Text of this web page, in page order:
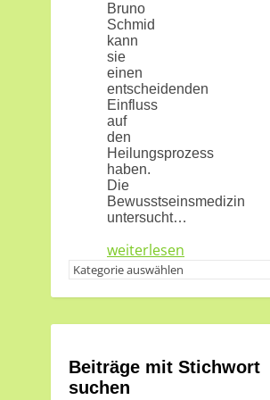
Bruno
Schmid
kann
sie
einen
entscheidenden
Einfluss
auf
den
Heilungsprozess
haben.
Die
Bewusstseinsmedizin
untersucht…
weiterlesen
Themen
Kanäle
Beiträge mit Stichwort
suchen